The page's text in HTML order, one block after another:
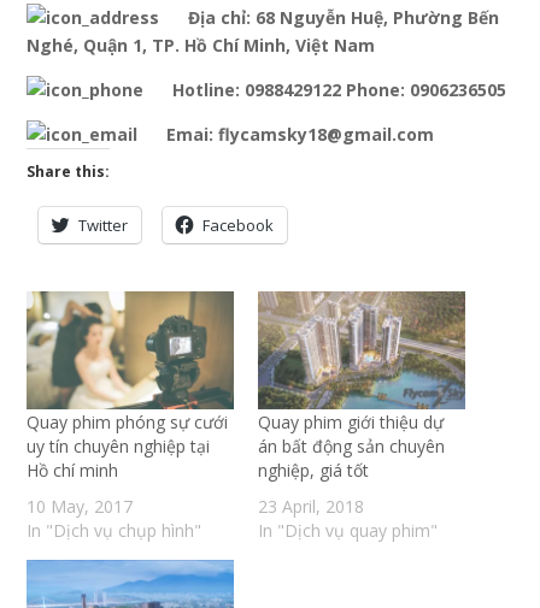
Địa chỉ: 68 Nguyễn Huệ, Phường Bến
Nghé, Quận 1, TP. Hồ Chí Minh, Việt Nam
Hotline: 0988429122 Phone: 0906236505
Emai: flycamsky18@gmail.com
Share this:
Twitter Facebook
Quay phim phóng sự cưới
uy tín chuyên nghiệp tại
Hồ chí minh
10 May, 2017
In "Dịch vụ chụp hình"
Quay phim giới thiệu dự
án bất động sản chuyên
nghiệp, giá tốt
23 April, 2018
In "Dịch vụ quay phim"